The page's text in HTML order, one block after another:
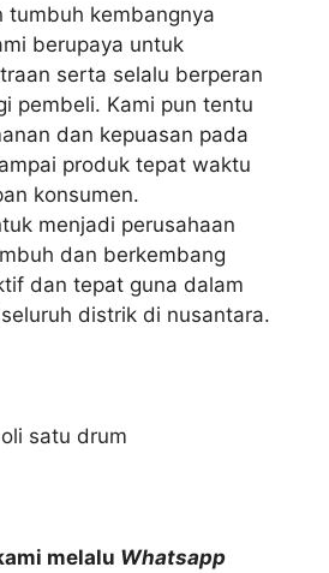
tumbuh kembangnya
berupaya untuk
serta selalu berperan
pembeli. Kami pun tentu
dan kepuasan pada
produk tepat waktu
konsumen.
menjadi perusahaan
dan berkembang
dan tepat guna dalam
distrik di nusantara.
melalu Whatsapp